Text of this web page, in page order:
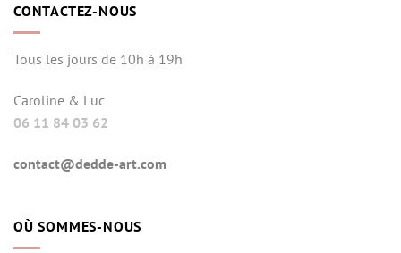
CONTACTEZ-NOUS
Tous les jours de 10h à 19h
Caroline & Luc
06 11 84 03 62
contact@dedde-art.com
OÙ SOMMES-NOUS